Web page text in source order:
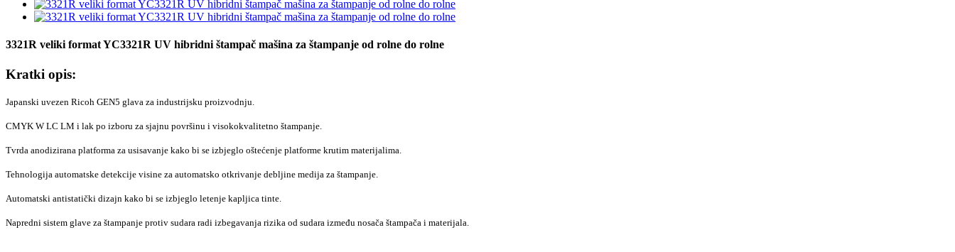
3321R veliki format YC3321R UV hibridni štampač mašina za štampanje od rolne do rolne
Kratki opis:
Japanski uvezen Ricoh GEN5 glava za industrijsku proizvodnju.
CMYK W LC LM i lak po izboru za sjajnu površinu i visokokvalitetno štampanje.
Tvrda anodizirana platforma za usisavanje kako bi se izbjeglo oštećenje platforme krutim materijalima.
Tehnologija automatske detekcije visine za automatsko otkrivanje debljine medija za štampanje.
Automatski antistatički dizajn kako bi se izbjeglo letenje kapljica tinte.
Napredni sistem glave za štampanje protiv sudara radi izbegavanja rizika od sudara između nosača štampača i materijala.